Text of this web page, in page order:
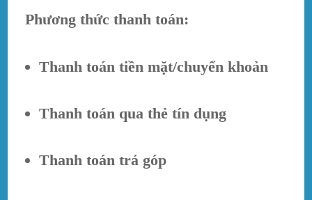
Phương thức thanh toán:
Thanh toán tiền mặt/chuyển khoản
Thanh toán qua thẻ tín dụng
Thanh toán trả góp